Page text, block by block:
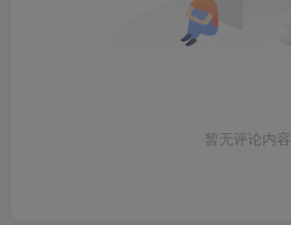
暂无评论内容